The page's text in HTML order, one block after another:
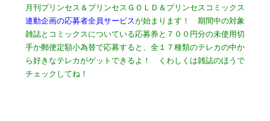
月刊プリンセス＆プリンセスＧＯＬＤ＆プリンセスコミックス
連動企画の応募者全員サービスが始まります！ 期間中の対象
雑誌とコミックスについている応募券と７００円分の未使用切
手か郵便定額小為替で応募すると、全１７種類のテレカの中か
ら好きなテレカがゲットできるよ！ くわしくは雑誌のほうで
チェックしてね！